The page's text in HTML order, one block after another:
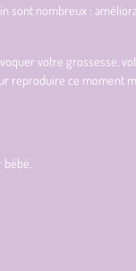
sont nombreux :
votre grossesse,
reproduire ce moment